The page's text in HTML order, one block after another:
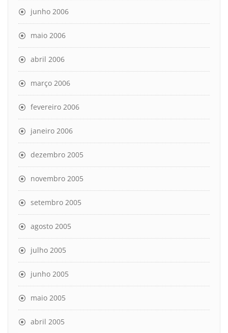
junho 2006
maio 2006
abril 2006
março 2006
fevereiro 2006
janeiro 2006
dezembro 2005
novembro 2005
setembro 2005
agosto 2005
julho 2005
junho 2005
maio 2005
abril 2005